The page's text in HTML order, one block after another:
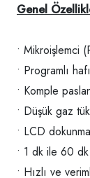
Genel
• Mikroişlemci
• Programlı
• Komple
• Düşük gaz
• LCD
• 1 dk ile 60 dk
• Hızlı ve